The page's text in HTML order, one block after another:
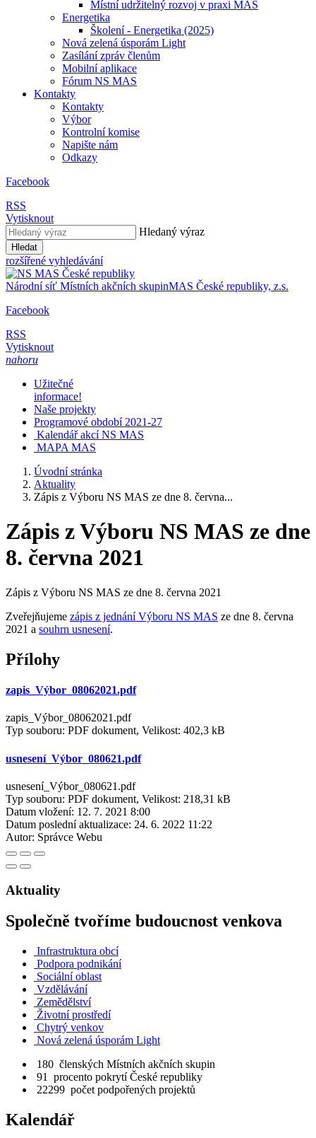
Místní udržitelný rozvoj v praxi MAS
Energetika
Školení - Energetika (2025)
Nová zelená úsporám Light
Zasílání zpráv členům
Mobilní aplikace
Fórum NS MAS
Kontakty
Kontakty
Výbor
Kontrolní komise
Napište nám
Odkazy
Facebook
RSS
Vytisknout
Hledaný výraz
Hledat
rozšířené vyhledávání
Národní síť Místních akčních skupinMAS České republiky, z.s.
Facebook
RSS
Vytisknout
nahoru
Užitečné
informace!
Naše projekty
Programové období 2021-27
Kalendář akcí NS MAS
MAPA MAS
Úvodní stránka
Aktuality
Zápis z Výboru NS MAS ze dne 8. června...
Zápis z Výboru NS MAS ze dne
8. června 2021
Zápis z Výboru NS MAS ze dne 8. června 2021
Zveřejňujeme zápis z jednání Výboru NS MAS ze dne 8. června
2021 a souhrn usnesení.
Přílohy
zapis_Výbor_08062021.pdf
zapis_Výbor_08062021.pdf
Typ souboru: PDF dokument, Velikost: 402,3 kB
usnesení_Výbor_080621.pdf
usnesení_Výbor_080621.pdf
Typ souboru: PDF dokument, Velikost: 218,31 kB
Datum vložení: 12. 7. 2021 8:00
Datum poslední aktualizace: 24. 6. 2022 11:22
Autor: Správce Webu
Aktuality
Společně tvoříme budoucnost venkova
Infrastruktura obcí
Podpora podnikání
Sociální oblast
Vzdělávání
Zemědělství
Životní prostředí
Chytrý venkov
Nová zelená úsporám Light
180 členských Místních akčních skupin
91
procento pokrytí České republiky
22299 počet podpořených projektů
Kalendář